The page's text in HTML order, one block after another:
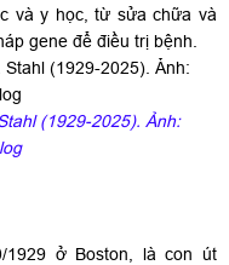
và y học, từ sửa chữa và
gene để điều trị bệnh.
(1929-2025). Ảnh:
1929 ở Boston, là con út